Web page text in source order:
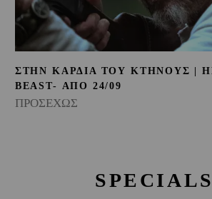
ΣΤΗΝ ΚΑΡΔΙΑ ΤΟΥ ΚΤΗΝΟΥΣ |
BEAST- ΑΠΟ 24/09
ΠΡΟΣΕΧΩΣ
SPECIALS